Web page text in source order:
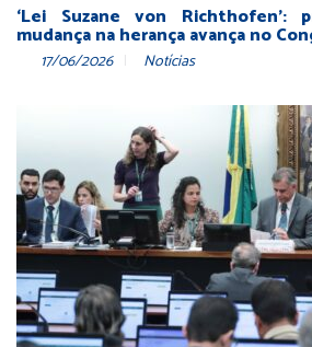
‘Lei Suzane von Richthofen’:
mudança na herança avança no
17/06/2026 Notícias